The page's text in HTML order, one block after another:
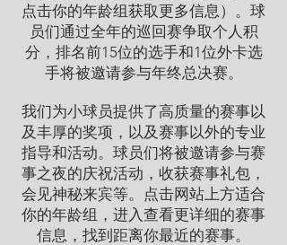
点击你的年龄组获取更多信息）。球
员们通过全年的巡回赛争取个人积
分，排名前15位的选手和1位外卡选
手将被邀请参与年终总决赛。
我们为小球员提供了高质量的赛事以
及丰厚的奖项，以及赛事以外的专业
指导和活动。球员们将被邀请参与赛
事之夜的庆祝活动，收获赛事礼包，
会见神秘来宾等。点击网站上方适合
你的年龄组，进入查看更详细的赛事
信息，找到距离你最近的赛事。